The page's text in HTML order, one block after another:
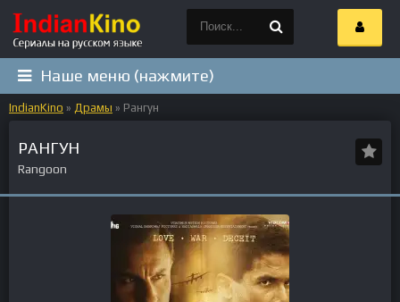
Наше меню (нажмите)
IndianKino » Драмы » Рангун
РАНГУН
Rangoon